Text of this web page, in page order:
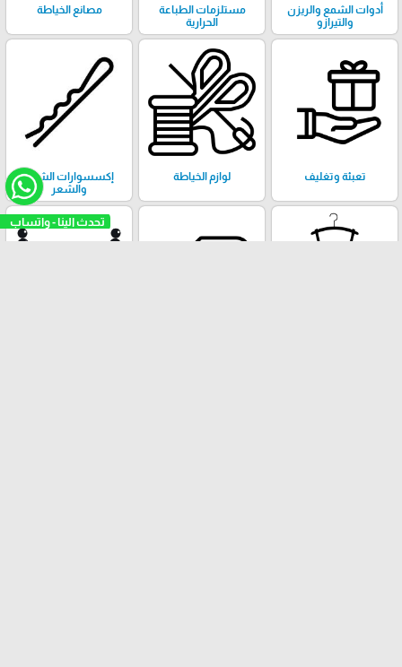
أدوات الشمع والريزن
والتيرازو
مستلزمات الطباعة
الحرارية
مصانع الخياطة
تعبئة وتغليف لوازم الخياطة
إكسسوارات الشال
والشعر